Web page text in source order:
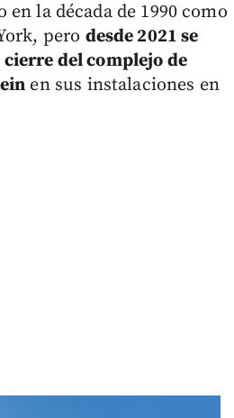
la década de 1990 como
pero desde 2021 se
del complejo de
en sus instalaciones en